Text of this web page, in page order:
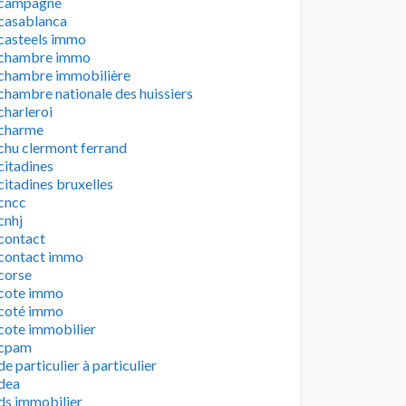
immo
immo
immobilière
nationale des huissiers
clermont ferrand
bruxelles
immo
immo
immo
immobilier
particulier à particulier
immobilier